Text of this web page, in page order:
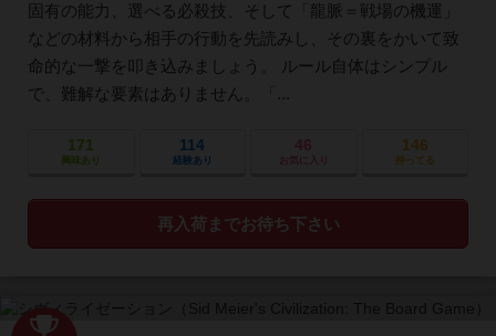
固有の能力、選べる必殺技、そして「龍脈＝戦場の機運」
などの材料から相手の行動を先読みし、その裏をかいて致
命的な一撃を叩き込みましょう。 ルール自体はシンプル
で、難解な要素はありません。「...
171
興味あり
114
経験あり
46
お気に入り
146
持ってる
再入荷までお待ち下さい